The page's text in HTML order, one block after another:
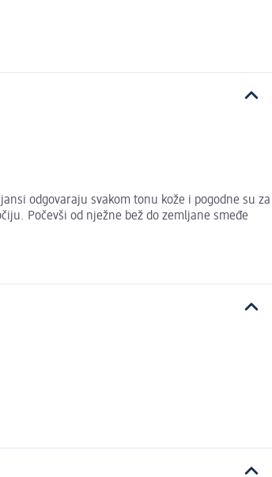
odgovaraju svakom tonu kože i pogodne su za
Počevši od nježne bež do zemljane smeđe